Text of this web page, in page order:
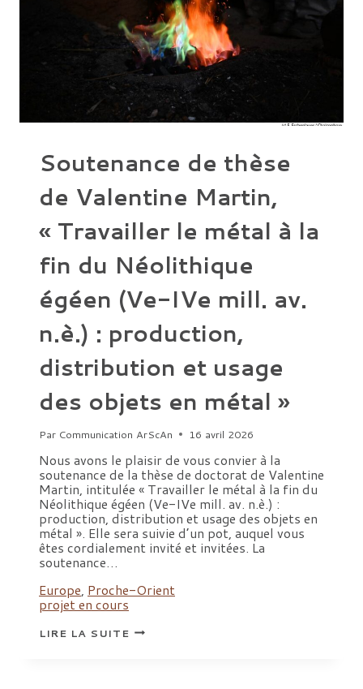
Soutenance de thèse
de Valentine Martin,
« Travailler le métal à la
fin du Néolithique
égéen (Ve-IVe mill. av.
n.è.) : production,
distribution et usage
des objets en métal »
Par Communication ArScAn 16 avril 2026
Nous avons le plaisir de vous convier à la
soutenance de la thèse de doctorat de Valentine
Martin, intitulée « Travailler le métal à la fin du
Néolithique égéen (Ve-IVe mill. av. n.è.) :
production, distribution et usage des objets en
métal ». Elle sera suivie d’un pot, auquel vous
êtes cordialement invité et invitées. La
soutenance…
Europe, Proche-Orient
projet en cours
LIRE LA SUITESOUTENANCE
DE